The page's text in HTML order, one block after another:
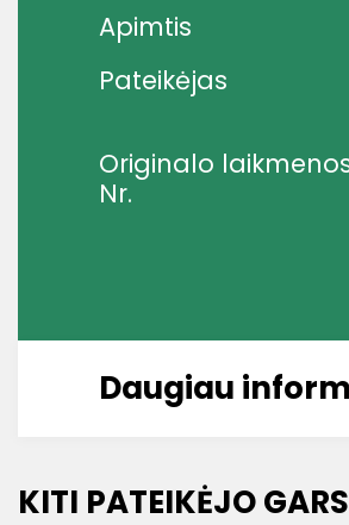
Apimtis
Pateikėjas
Originalo
Nr.
Daugiau
KITI PATEIKĖJO